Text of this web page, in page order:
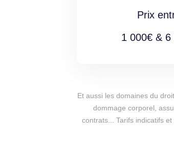
Prix
1 000€ & 6
Et aussi les domaines du
dommage corporel,
contrats... Tarifs indicatifs